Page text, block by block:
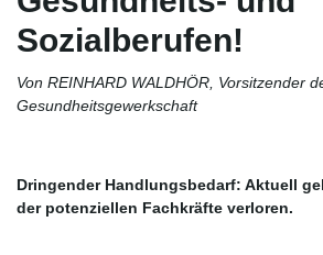
Sozialberufen!
Von REINHARD WALDHÖR, Vorsitzender
Gesundheitsgewerkschaft
Dringender Handlungsbedarf: Aktuell
der potenziellen Fachkräfte verloren.